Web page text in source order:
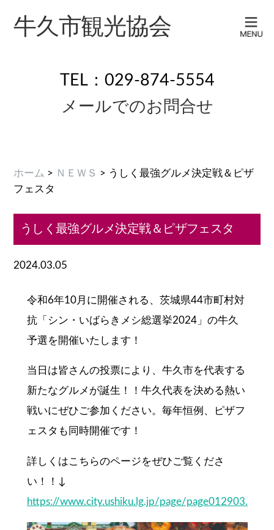
牛久市観光協会
TEL：029-874-5554
メールでのお問合せ
ホーム > ＮＥＷＳ
> うしく最強グルメ決定戦＆ピザ
フェスタ
うしく最強グルメ決定戦＆ピザフェスタ
2024.03.05
令和6年10月に開催される、茨城県44市町村対
抗「シン・いばらきメシ総選挙2024」の牛久
予選を開催いたします！
当日は皆さんの投票により、牛久市を代表する
新たなグルメが誕生！！牛久代表を決める熱い
戦いにぜひご参加ください。毎年恒例、ピザフ
ェスタも同時開催です！
詳しくはこちらのページをぜひご覧くださ
い！！↓
https://www.city.ushiku.lg.jp/page/page012903.html